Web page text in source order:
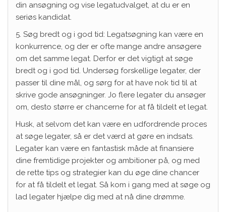
din ansøgning og vise legatudvalget, at du er en
seriøs kandidat.
5. Søg bredt og i god tid: Legatsøgning kan være en
konkurrence, og der er ofte mange andre ansøgere
om det samme legat. Derfor er det vigtigt at søge
bredt og i god tid. Undersøg forskellige legater, der
passer til dine mål, og sørg for at have nok tid til at
skrive gode ansøgninger. Jo flere legater du ansøger
om, desto større er chancerne for at få tildelt et legat.
Husk, at selvom det kan være en udfordrende proces
at søge legater, så er det værd at gøre en indsats.
Legater kan være en fantastisk måde at finansiere
dine fremtidige projekter og ambitioner på, og med
de rette tips og strategier kan du øge dine chancer
for at få tildelt et legat. Så kom i gang med at søge og
lad legater hjælpe dig med at nå dine drømme.